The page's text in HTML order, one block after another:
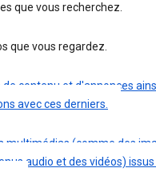
que vous recherchez.
que vous regardez.
de contenu et d'annonces
avec ces derniers.
multimédias (comme des
audio et des vidéos) issus